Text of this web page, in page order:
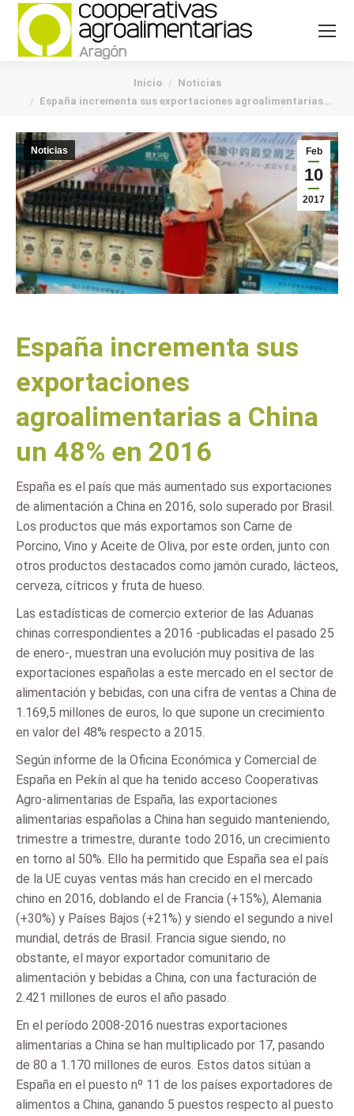
Inicio
Noticias
España incrementa sus exportaciones agroalimentarias…
Feb
10
2017
Noticias
España incrementa sus
exportaciones
agroalimentarias a China
un 48% en 2016
España es el país que más aumentado sus exportaciones
de alimentación a China en 2016, solo superado por Brasil.
Los productos que más exportamos son Carne de
Porcino, Vino y Aceite de Oliva, por este orden, junto con
otros productos destacados como jamón curado, lácteos,
cerveza, cítricos y fruta de hueso.
Las estadísticas de comercio exterior de las Aduanas
chinas correspondientes a 2016 -publicadas el pasado 25
de enero-, muestran una evolución muy positiva de las
exportaciones españolas a este mercado en el sector de
alimentación y bebidas, con una cifra de ventas a China de
1.169,5 millones de euros, lo que supone un crecimiento
en valor del 48% respecto a 2015.
Según informe de la Oficina Económica y Comercial de
España en Pekín al que ha tenido acceso Cooperativas
Agro-alimentarias de España, las exportaciones
alimentarias españolas a China han seguido manteniendo,
trimestre a trimestre, durante todo 2016, un crecimiento
en torno al 50%. Ello ha permitido que España sea el país
de la UE cuyas ventas más han crecido en el mercado
chino en 2016, doblando el de Francia (+15%), Alemania
(+30%) y Países Bajos (+21%) y siendo el segundo a nivel
mundial, detrás de Brasil. Francia sigue siendo, no
obstante, el mayor exportador comunitario de
alimentación y bebidas a China, con una facturación de
2.421 millones de euros el año pasado.
En el período 2008-2016 nuestras exportaciones
alimentarias a China se han multiplicado por 17, pasando
de 80 a 1.170 millones de euros. Estos datos sitúan a
España en el puesto nº 11 de los países exportadores de
alimentos a China, ganando 5 puestos respecto al puesto